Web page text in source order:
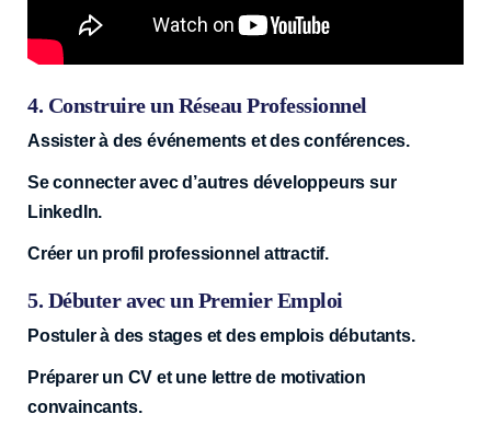
4. Construire un Réseau Professionnel
Assister à des événements et des conférences.
Se connecter avec d’autres développeurs sur
LinkedIn.
Créer un profil professionnel attractif.
5. Débuter avec un Premier Emploi
Postuler à des stages et des emplois débutants.
Préparer un CV et une lettre de motivation
convaincants.